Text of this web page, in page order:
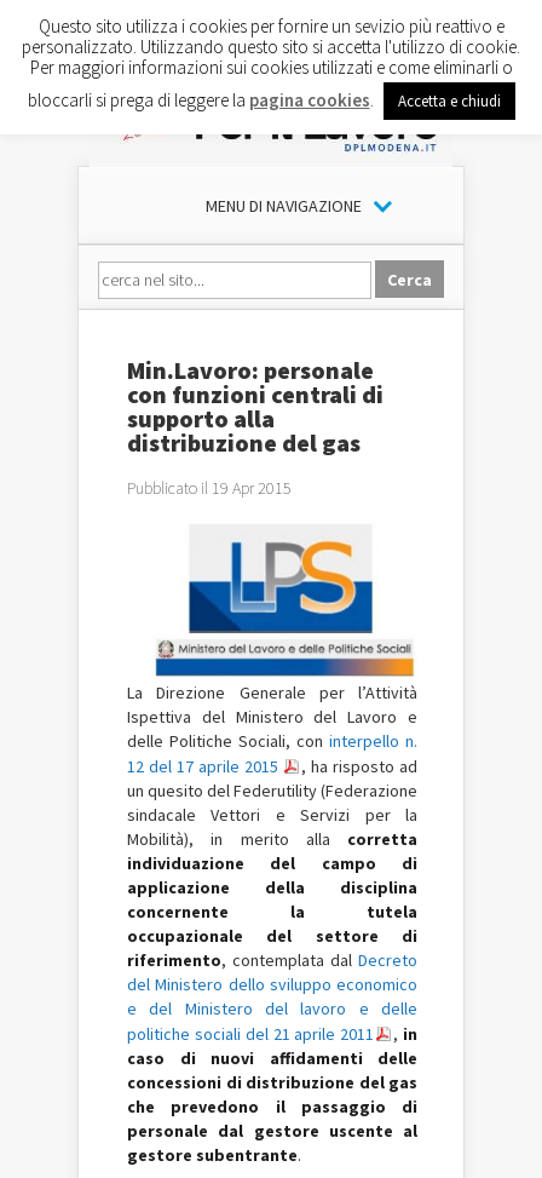
MENU DI NAVIGAZIONE
Min.Lavoro: personale
con funzioni centrali di
supporto alla
distribuzione del gas
Pubblicato il 19 Apr 2015
La Direzione Generale per l’Attività
Ispettiva del Ministero del Lavoro e
delle Politiche Sociali, con interpello n.
12 del 17 aprile 2015
, ha risposto ad
un quesito del Federutility (Federazione
sindacale Vettori e Servizi per la
Mobilità), in merito alla corretta
individuazione del campo di
applicazione della disciplina
concernente la tutela
occupazionale del settore di
riferimento, contemplata dal Decreto
del Ministero dello sviluppo economico
e del Ministero del lavoro e delle
politiche sociali del 21 aprile 2011
, in
caso di nuovi affidamenti delle
concessioni di distribuzione del gas
che prevedono il passaggio di
personale dal gestore uscente al
gestore subentrante.
Questo sito utilizza i cookies per fornire un sevizio più reattivo e
personalizzato. Utilizzando questo sito si accetta l'utilizzo di cookie.
Per maggiori informazioni sui cookies utilizzati e come eliminarli o
bloccarli si prega di leggere la pagina cookies Accetta e chiudi